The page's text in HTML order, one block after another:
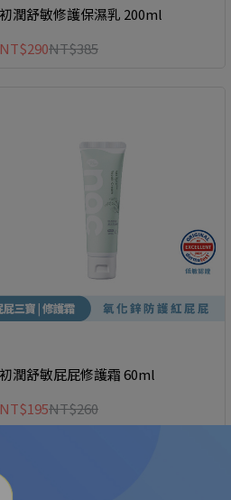
初潤舒敏修護保濕乳 200ml
NT$290NT$385
初潤舒敏屁屁修護霜 60ml
NT$195NT$260